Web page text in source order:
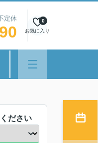
定休
お気に入り
0
ださい